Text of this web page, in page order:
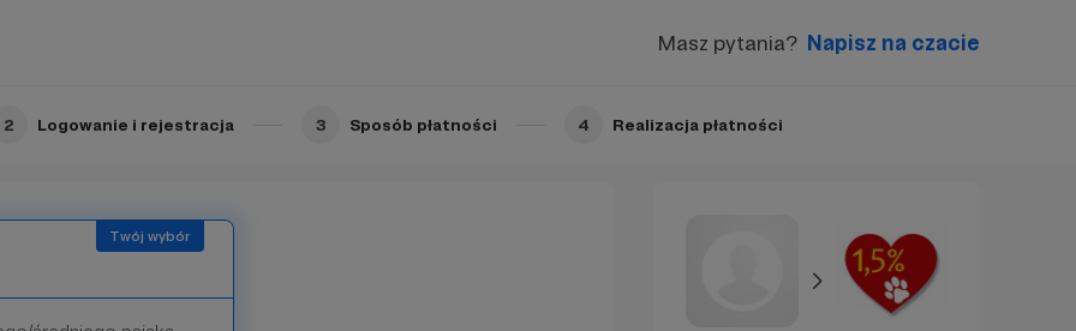
Masz pytania? Napisz na czacie
2 Logowanie i rejestracja 3 Sposób płatności 4 Realizacja płatności